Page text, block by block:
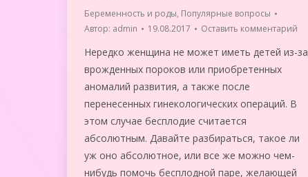
Беременность и роды, Популярные вопросы
Автор: admin 19.08.2017 Оставить комментарий
Нередко женщина не может иметь детей из-за
врожденных пороков или приобретенных
аномалий развития, а также после
перенесенных гинекологических операций. В
этом случае бесплодие считается
абсолютным. Давайте разбираться, такое ли
уж оно абсолютное, или все же можно чем-
нибудь помочь бесплодной паре, желающей